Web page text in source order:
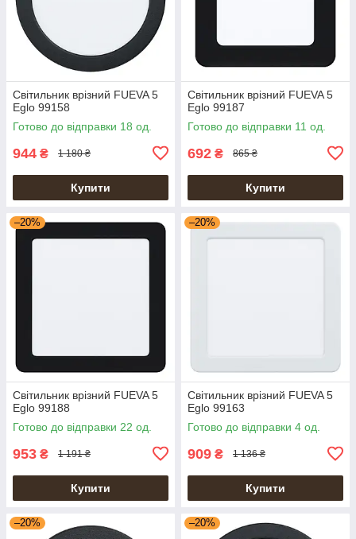
Світильник врізний FUEVA 5
Eglo 99158
Готово до відправки 18 од.
944 ₴ 1 180 ₴
Купити
Світильник врізний FUEVA 5
Eglo 99187
Готово до відправки 11 од.
692 ₴ 865 ₴
Купити
–20%
Світильник врізний FUEVA 5
Eglo 99188
Готово до відправки 22 од.
953 ₴ 1 191 ₴
Купити
–20%
Світильник врізний FUEVA 5
Eglo 99163
Готово до відправки 4 од.
909 ₴ 1 136 ₴
Купити
–20% –20%